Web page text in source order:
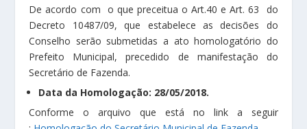
De acordo com o que preceitua o Art.40 e Art. 63 do
Decreto 10487/09, que estabelece as decisões do
Conselho serão submetidas a ato homologatório do
Prefeito Municipal, precedido de manifestação do
Secretário de Fazenda.
Data da Homologação: 28/05/2018.
Conforme o arquivo que está no link a seguir